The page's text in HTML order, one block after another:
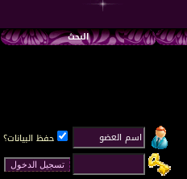
البحث
حفظ البيانات؟